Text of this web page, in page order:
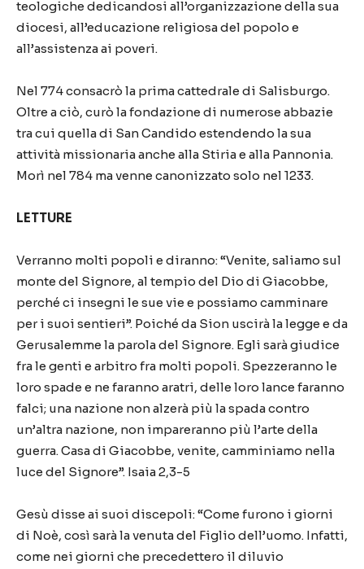
teologiche dedicandosi all’organizzazione della sua
diocesi, all’educazione religiosa del popolo e
all’assistenza ai poveri.
Nel 774 consacrò la prima cattedrale di Salisburgo.
Oltre a ciò, curò la fondazione di numerose abbazie
tra cui quella di San Candido estendendo la sua
attività missionaria anche alla Stiria e alla Pannonia.
Morì nel 784 ma venne canonizzato solo nel 1233.
LETTURE
Verranno molti popoli e diranno: “Venite, saliamo sul
monte del Signore, al tempio del Dio di Giacobbe,
perché ci insegni le sue vie e possiamo camminare
per i suoi sentieri”. Poiché da Sion uscirà la legge e da
Gerusalemme la parola del Signore. Egli sarà giudice
fra le genti e arbitro fra molti popoli. Spezzeranno le
loro spade e ne faranno aratri, delle loro lance faranno
falci; una nazione non alzerà più la spada contro
un’altra nazione, non impareranno più l’arte della
guerra. Casa di Giacobbe, venite, camminiamo nella
luce del Signore”. Isaia 2,3-5
Gesù disse ai suoi discepoli: “Come furono i giorni
di Noè, così sarà la venuta del Figlio dell’uomo. Infatti,
come nei giorni che precedettero il diluvio